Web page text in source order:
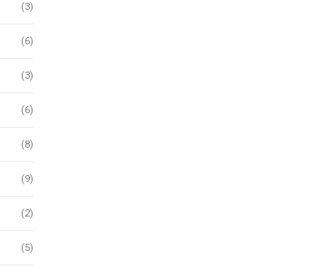
(3)
(6)
(3)
(6)
(8)
(9)
(2)
(5)